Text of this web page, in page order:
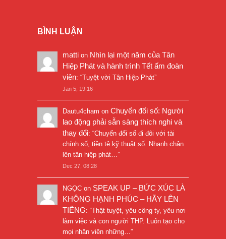
BÌNH LUẬN
matti on Nhìn lại một năm của Tân
Hiệp Phát và hành trình Tết ấm đoàn
viên: “Tuyệt vời Tân Hiệp Phát”
Jan 5, 19:16
Dautu4cham on Chuyển đổi số: Người
lao động phải sẵn sàng thích nghi và
thay đổi: “Chuyển đổi số đi đôi với tài
chính số, tiền tệ kỹ thuật số. Nhanh chân
lên tân hiệp phát…”
Dec 27, 08:28
NGỌC on SPEAK UP – BỨC XÚC LÀ
KHÔNG HẠNH PHÚC – HÃY LÊN
TIẾNG: “Thật tuyệt, yêu công ty, yêu nơi
làm việc và con người THP. Luôn tạo cho
mọi nhân viên những…”